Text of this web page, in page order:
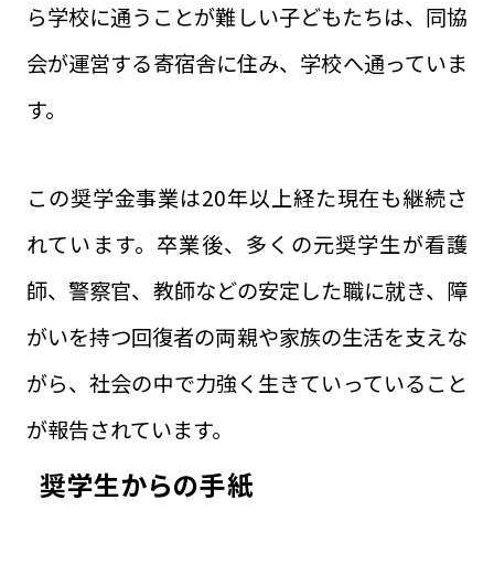
ら学校に通うことが難しい子どもたちは、同協
会が運営する寄宿舎に住み、学校へ通っていま
す。
この奨学金事業は20年以上経た現在も継続さ
れています。卒業後、多くの元奨学生が看護
師、警察官、教師などの安定した職に就き、障
がいを持つ回復者の両親や家族の生活を支えな
がら、社会の中で力強く生きていっていること
が報告されています。
奨学生からの手紙